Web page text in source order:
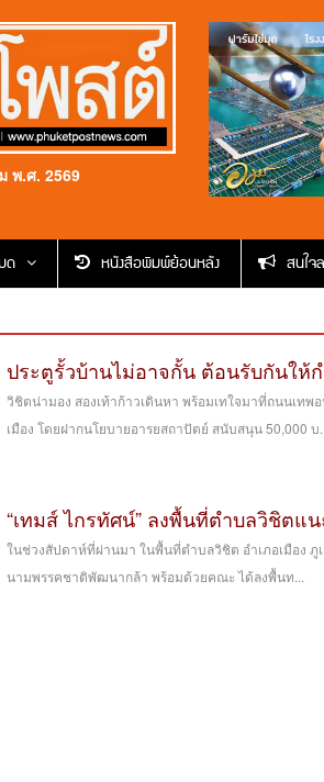
พ.ศ. 2569
ด หนังสือพิมพ์ย้อนหลัง สนใจ
ประตูรั้วบ้านไม่อาจกั้น ต้อนรับกันให้ก
วิชิตน่ามอง สองเท้าก้าวเดินหา พร้อมเทใจมาที่ถนนเท
เมือง โดยฝากนโยบายอารยสถาปัตย์ สนับสนุน 50,000 บ.
“เทมส์ ไกรทัศน์” ลงพื้นที่ตำบลวิชิต
ในช่วงสัปดาห์ที่ผ่านมา ในพื้นที่ตำบลวิชิต อำเภอเมือง ภู
นามพรรคชาติพัฒนากล้า พร้อมด้วยคณะ ได้ลงพื้นท...